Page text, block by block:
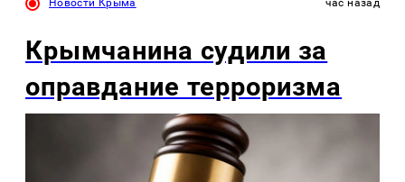
Новости Крыма час назад
Крымчанина судили за
оправдание терроризма